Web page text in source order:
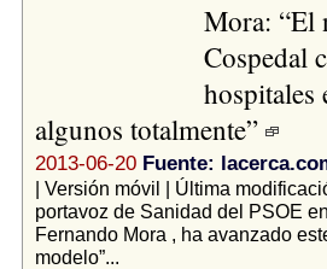
Mora: “El
Cospedal
hospitales
algunos totalmente”
2013-06-20 Fuente:
| Versión móvil | Última
portavoz de Sanidad del PSOE
Fernando Mora , ha avanzado
modelo”...